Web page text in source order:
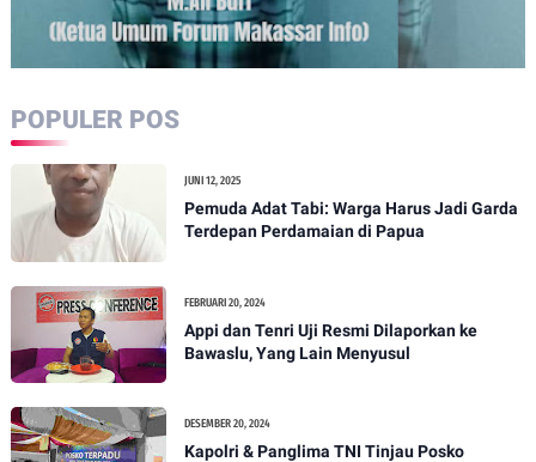
POPULER POS
JUNI 12, 2025
Pemuda Adat Tabi: Warga Harus Jadi Garda
Terdepan Perdamaian di Papua
FEBRUARI 20, 2024
Appi dan Tenri Uji Resmi Dilaporkan ke
Bawaslu, Yang Lain Menyusul
DESEMBER 20, 2024
Kapolri & Panglima TNI Tinjau Posko